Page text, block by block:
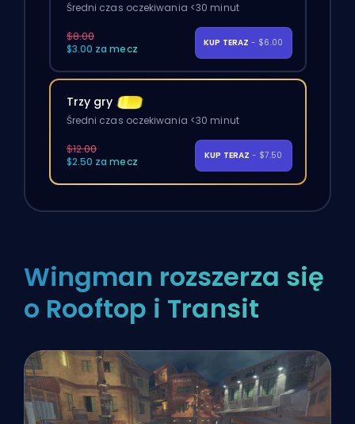
Średni czas oczekiwania <30 minut
$8.00
$3.00 za mecz
KUP TERAZ - $6.00
Trzy gry
Średni czas oczekiwania <30 minut
$12.00
$2.50 za mecz
KUP TERAZ - $7.50
Wingman rozszerza się
o Rooftop i Transit